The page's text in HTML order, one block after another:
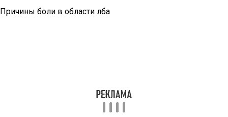
Причины боли в области лба